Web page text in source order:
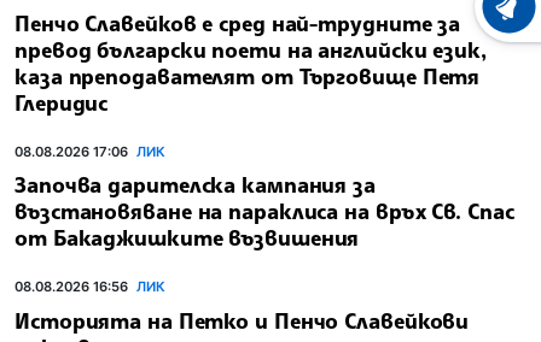
Пенчо Славейков е сред най-трудните за
превод български поети на английски език,
каза преподавателят от Търговище Петя
Глеридис
08.08.2026 17:06 ЛИК
Започва дарителска кампания за
възстановяване на параклиса на връх Св. Спас
от Бакаджишките възвишения
08.08.2026 16:56 ЛИК
Историята на Петко и Пенчо Славейкови